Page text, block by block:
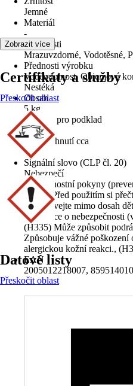
Jemné
Materiál
-
Vlastnosti
Mrazuvzdorné, Vodotěsné,
Přednosti výrobku
Voděodolnost, Objemová
Nestéká
Obsah
5 kg
Vhodné pro podklad
Beton
Doba schnutí cca
24 h
Signální slovo (CLP čl. 20)
Nebezpečí
Bezpečnostní pokyny
(P103) Před použitím si
Uchovávejte mimo dosah
Informace o nebezpečnosti
(H335) Může způsobit
Způsobuje vážné
alergickou kožní reakci.,
EAN
2005012218007,
Zobrazit více
Certifikáty a služby
Přeskočit oblast
Datové listy
Přeskočit oblast